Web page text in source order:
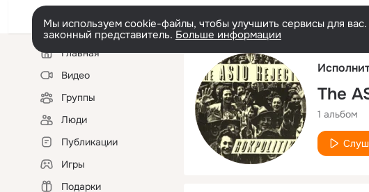
Мы используем cookie-файлы, чтобы улучшить сервисы для
законный представитель. Больше информации
Левая
колонкаГлавная
Видео
Группы
Люди
Публикации
Игры
Подарки
The
1 альбом